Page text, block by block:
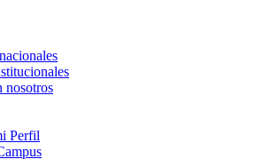
nosotros
Perfil